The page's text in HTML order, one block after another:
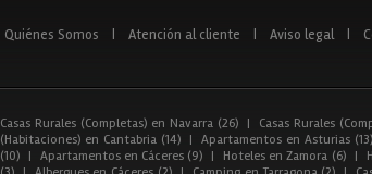
Quiénes Somos Atención al cliente Aviso legal
Casas Rurales (Completas) en Navarra (26) | Casas Rurales
(Habitaciones) en Cantabria (14)
| Apartamentos en Asturias (13)
(10)
| Apartamentos en Cáceres (9) | Hoteles en Zamora (6) |